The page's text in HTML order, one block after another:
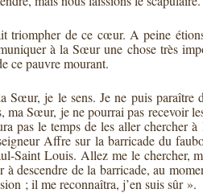
triompher de ce cœur. A peine
à la Sœur une chose très
ce pauvre mourant.
je le sens. Je ne puis paraître
ma Sœur, je ne pourrai pas recevoir
pas le temps de les aller chercher
Affre sur la barricade du
Saint Louis. Allez me le chercher,
à descendre de la barricade, au
; il me reconnaîtra, j’en suis sûr ».